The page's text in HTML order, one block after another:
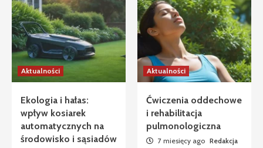
Aktualności
Ekologia i hałas:
wpływ kosiarek
automatycznych na
środowisko i sąsiadów
Aktualności
Ćwiczenia oddechowe
i rehabilitacja
pulmonologiczna
7 miesięcy ago Redakcja